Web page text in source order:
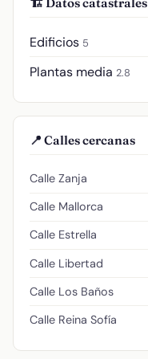
Edificios 5
Plantas media 2.8
📍 Calles cercanas
Calle Zanja
Calle Mallorca
Calle Estrella
Calle Libertad
Calle Los Baños
Calle Reina Sofía